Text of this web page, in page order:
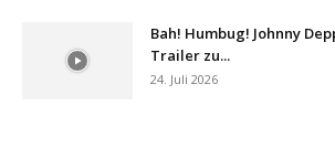
Bah! Humbug! Johnny
Trailer zu...
24. Juli 2026